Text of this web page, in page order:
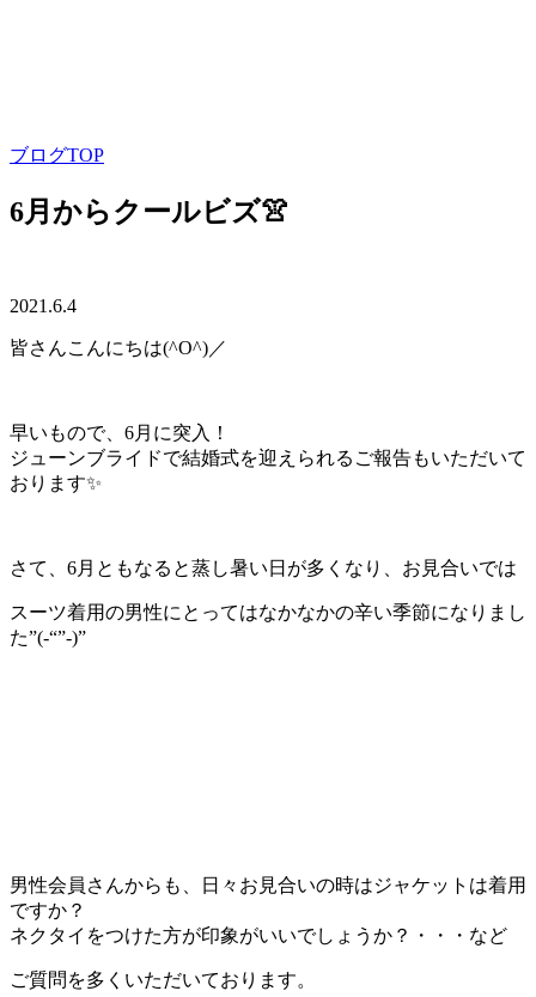
ブログTOP
6月からクールビズ👚
2021.6.4
皆さんこんにちは(^O^)／
早いもので、6月に突入！
ジューンブライドで結婚式を迎えられるご報告もいただいて
おります✨
さて、6月ともなると蒸し暑い日が多くなり、お見合いでは
スーツ着用の男性にとってはなかなかの辛い季節になりまし
た”(-“”-)”
男性会員さんからも、日々お見合いの時はジャケットは着用
ですか？
ネクタイをつけた方が印象がいいでしょうか？・・・など
ご質問を多くいただいております。